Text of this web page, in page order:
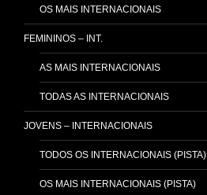
OS MAIS INTERNACIONAIS
FEMININOS – INT.
AS MAIS INTERNACIONAIS
TODAS AS INTERNACIONAIS
JOVENS – INTERNACIONAIS
TODOS OS INTERNACIONAIS (PISTA)
OS MAIS INTERNACIONAIS (PISTA)